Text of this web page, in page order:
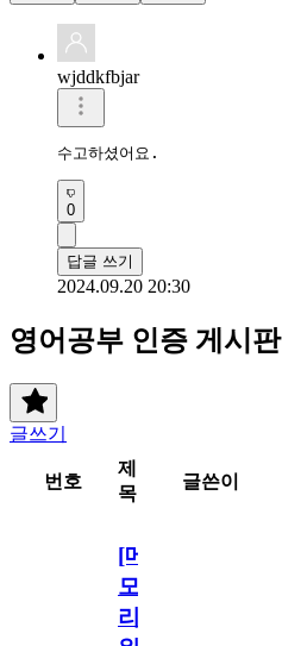
wjddkfbjar
수고하셨어요.
0
답글 쓰기
2024.09.20 20:30
영어공부 인증 게시판
글쓰기
번호
제
목
글쓴이
[메
모
리